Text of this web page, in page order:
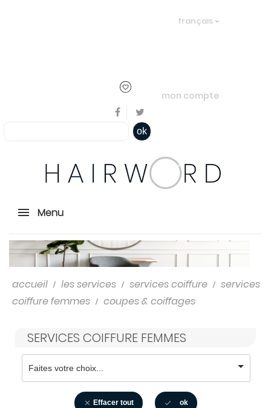
français
mon compte
ok
Menu
accueil les services services coiffure
services
coiffure femmes
coupes & coiffages
SERVICES COIFFURE FEMMES
 Effacer tout  ok